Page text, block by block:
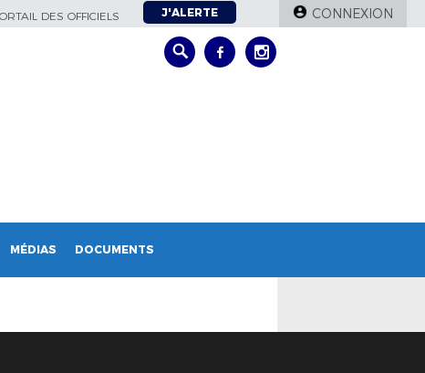
DES OFFICIELS J'ALERTE CONNEXION
MÉDIAS DOCUMENTS